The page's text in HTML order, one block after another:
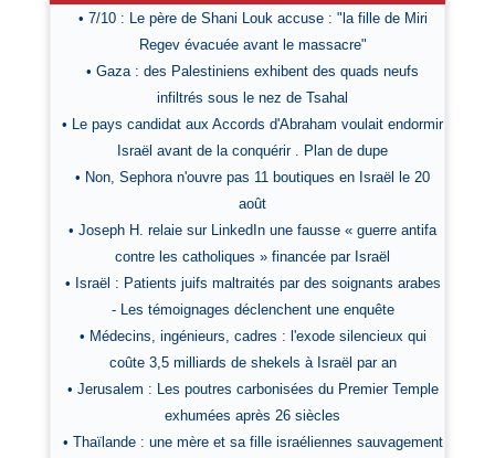
• 7/10 : Le père de Shani Louk accuse : "la fille de Miri
Regev évacuée avant le massacre"
• Gaza : des Palestiniens exhibent des quads neufs
infiltrés sous le nez de Tsahal
• Le pays candidat aux Accords d'Abraham voulait endormir
Israël avant de la conquérir . Plan de dupe
• Non, Sephora n'ouvre pas 11 boutiques en Israël le 20
août
• Joseph H. relaie sur LinkedIn une fausse « guerre antifa
contre les catholiques » financée par Israël
• Israël : Patients juifs maltraités par des soignants arabes
- Les témoignages déclenchent une enquête
• Médecins, ingénieurs, cadres : l'exode silencieux qui
coûte 3,5 milliards de shekels à Israël par an
• Jerusalem : Les poutres carbonisées du Premier Temple
exhumées après 26 siècles
• Thaïlande : une mère et sa fille israéliennes sauvagement